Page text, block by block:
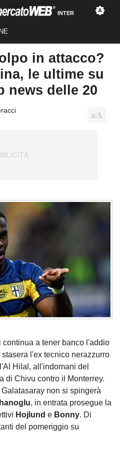
INTER
in attacco?
le ultime su
news delle 20
a tener banco l'addio
stasera l'ex tecnico nerazzurro
Hilal, all'indomani del
di Chivu contro il Monterrey.
non si spingerà
, in entrata prosegue la
Hojlund e Bonny. Di
del pomeriggio su